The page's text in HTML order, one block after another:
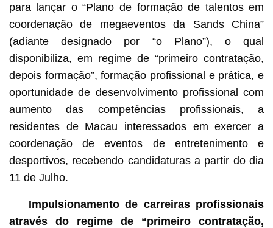
para lançar o “Plano de formação de talentos em
coordenação de megaeventos da Sands China”
(adiante designado por “o Plano”), o qual
disponibiliza, em regime de “primeiro contratação,
depois formação”, formação profissional e prática, e
oportunidade de desenvolvimento profissional com
aumento das competências profissionais, a
residentes de Macau interessados em exercer a
coordenação de eventos de entretenimento e
desportivos, recebendo candidaturas a partir do dia
11 de Julho.
Impulsionamento de carreiras profissionais
através do regime de “primeiro contratação,